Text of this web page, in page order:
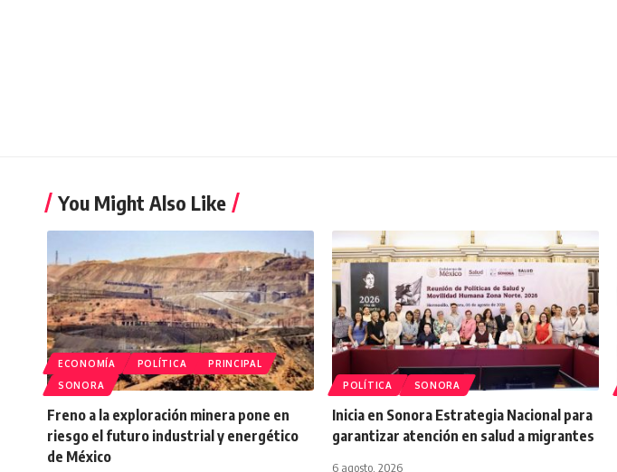
You Might Also Like
ECONOMÍA POLÍTICA
PRINCIPAL
SONORA
Freno a la exploración minera pone en
riesgo el futuro industrial y energético
de México
POLÍTICA SONORA
Inicia en Sonora Estrategia Nacional para
garantizar atención en salud a migrantes
6 agosto, 2026